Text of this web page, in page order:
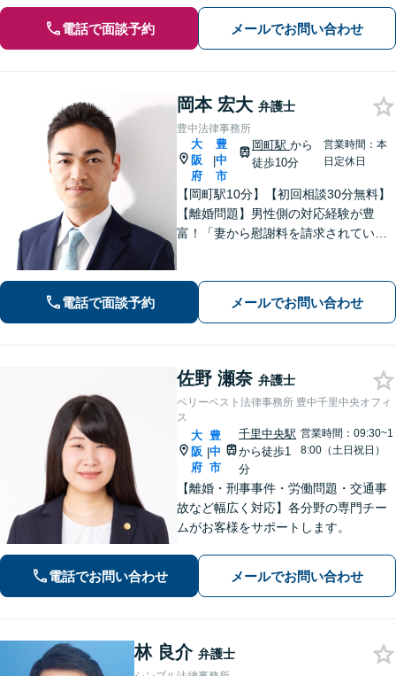
電話で面談予約 メールでお問い合わせ
岡本 宏大 弁護士
豊中法律事務所
大
阪
府
|
豊
中
市
岡町駅 から
徒歩10分
営業時間：本
日定休日
【岡町駅10分】【初回相談30分無料】
【離婚問題】男性側の対応経験が豊
富！「妻から慰謝料を請求されてい
「リボ払いの返済が苦しく」「数年前
の借金を急に催促された」などご相談
電話で面談予約 メールでお問い合わせ
佐野 瀬奈 弁護士
ベリーベスト法律事務所 豊中千里中央オフィ
ス
大
阪
府
|
豊
中
市
千里中央駅
から徒歩1
分
営業時間：09:30~1
8:00（土日祝日）
【離婚・刑事事件・労働問題・交通事
故など幅広く対応】各分野の専門チー
ムがお客様をサポートします。
電話でお問い合わせ メールでお問い合わせ
林 良介 弁護士